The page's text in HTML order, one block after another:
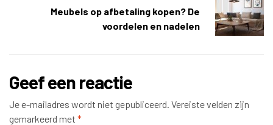
Meubels op afbetaling kopen? De
voordelen en nadelen
Geef een reactie
Je e-mailadres wordt niet gepubliceerd. Vereiste velden zijn
gemarkeerd met *